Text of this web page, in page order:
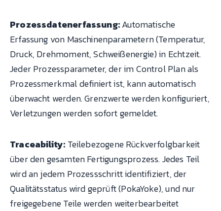
Prozessdatenerfassung:Automatische
Erfassung von Maschinenparametern (Temperatur,
Druck, Drehmoment, Schweißenergie) in Echtzeit.
Jeder Prozessparameter, der im Control Plan als
Prozessmerkmal definiert ist, kann automatisch
überwacht werden. Grenzwerte werden konfiguriert,
Verletzungen werden sofort gemeldet.
Traceability: Teilebezogene Rückverfolgbarkeit
über den gesamten Fertigungsprozess. Jedes Teil
wird an jedem Prozessschritt identifiziert, der
Qualitätsstatus wird geprüft (PokaYoke), und nur
freigegebene Teile werden weiterbearbeitet